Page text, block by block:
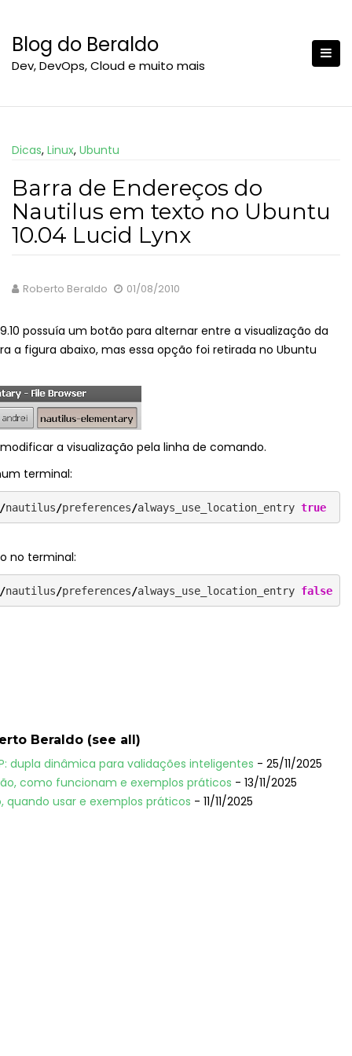
o
Blog do Beraldo
Dev, DevOps, Cloud e muito mais
Dicas, Linux, Ubuntu
Barra de Endereços do
Nautilus em texto no Ubuntu
10.04 Lucid Lynx
Roberto Beraldo 01/08/2010
possuía um botão para alternar entre a visualização da
a figura abaixo, mas essa opção foi retirada no Ubuntu
a visualização pela linha de comando.
terminal:
nautilus/preferences/always_use_location_entry true
no terminal:
nautilus/preferences/always_use_location_entry false
Beraldo (see all)
dupla dinâmica para validações inteligentes - 25/11/2025
como funcionam e exemplos práticos - 13/11/2025
quando usar e exemplos práticos - 11/11/2025